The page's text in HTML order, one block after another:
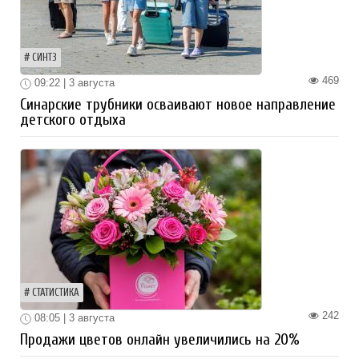
СИНТЗ
469
09:22 | 3 августа
Синарские трубники осваивают новое направление
детского отдыха
СТАТИСТИКА
242
08:05 | 3 августа
Продажи цветов онлайн увеличились на 20%